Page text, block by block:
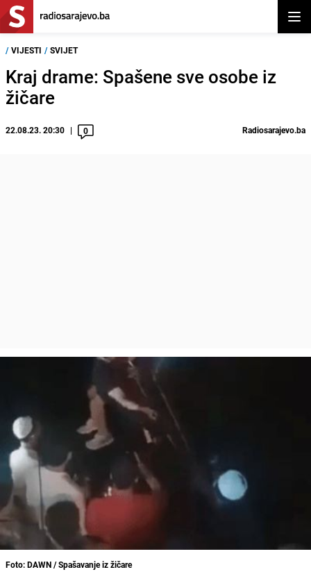
/ VIJESTI / SVIJET
Kraj drame: Spašene sve osobe iz
žičare
22.08.23. 20:30 0 Radiosarajevo.ba
Foto: DAWN / Spašavanje iz žičare